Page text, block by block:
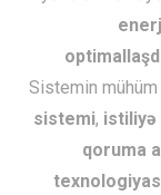
Sistemin mühüm
sistemi, istiliyə
qoruma